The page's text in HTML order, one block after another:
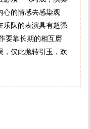
心的情感去感染观
乐队的表演具有超强
要靠长期的相互磨
，仅此抛转引玉，欢